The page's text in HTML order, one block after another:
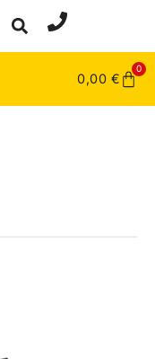
0,00 €
0